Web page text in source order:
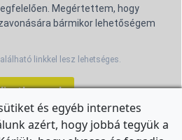
Megértettem, hogy
bármikor lehetőségem
linkkel lesz lehetséges.
és egyéb internetes
azért, hogy jobbá tegyük a